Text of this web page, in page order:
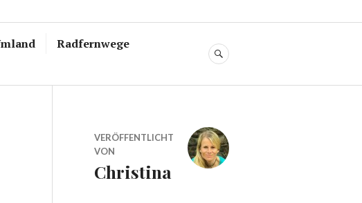
Radfernwege
SUCHE
VERÖFFENTLICHT
VON
Christina